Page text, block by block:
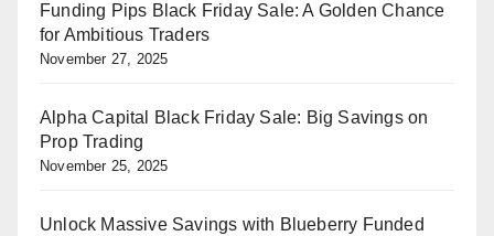
Funding Pips Black Friday Sale: A Golden Chance
for Ambitious Traders
November 27, 2025
Alpha Capital Black Friday Sale: Big Savings on
Prop Trading
November 25, 2025
Unlock Massive Savings with Blueberry Funded